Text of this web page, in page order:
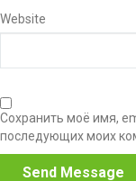
Website
Сохранить моё имя,
последующих моих